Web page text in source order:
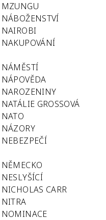
MZUNGU
NÁBOŽENSTVÍ
NAIROBI
NAKUPOVÁNÍ
NÁMĚSTÍ
NÁPOVĚDA
NAROZENINY
NATÁLIE GROSSOVÁ
NATO
NÁZORY
NEBEZPEČÍ
NĚMECKO
NESLYŠÍCÍ
NICHOLAS CARR
NITRA
NOMINACE